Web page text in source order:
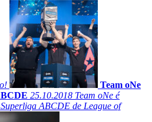
Team oNe
25.10.2018 Team oNe é
ABCDE de League of